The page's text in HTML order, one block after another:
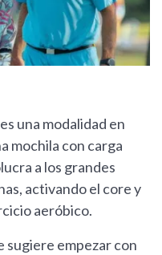
una modalidad en
mochila con carga
a los grandes
activando el core y
aeróbico.
sugiere empezar con